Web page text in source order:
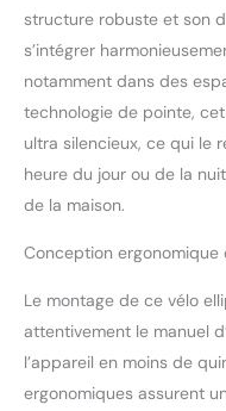
structure robuste et son
s’intégrer
notamment dans des
technologie de pointe,
ultra silencieux, ce qui le
heure du jour ou de la
de la maison.
Conception ergonomique
Le montage de ce vélo
attentivement le manuel
l’appareil en moins de
ergonomiques assurent